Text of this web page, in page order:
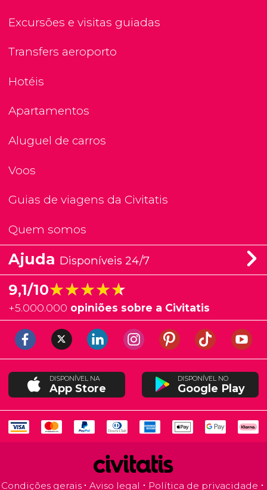
Excursões e visitas guiadas
Transfers aeroporto
Hotéis
Apartamentos
Aluguel de carros
Voos
Guias de viagens da Civitatis
Quem somos
Ajuda Disponíveis 24/7
9,1/10★★★★★
★★★★★
+5.000.000 opiniões sobre a Civitatis
DISPONÍVEL NA
App Store
DISPONÍVEL NO
Google Play
Condições gerais Aviso legal
Política de privacidade